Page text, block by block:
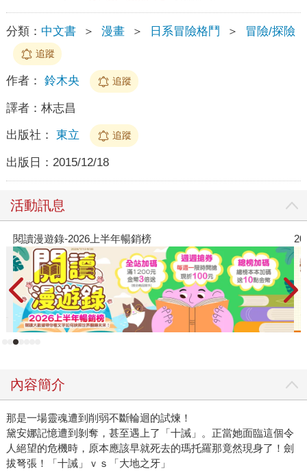
分類： 中文書 ＞ 漫畫 ＞ 日系冒險格鬥 ＞ 冒險/探險
追蹤
作者： 鈴木央 追蹤
譯者： 林志昌
出版社： 東立 追蹤
出版日： 2015/12/18
活動訊息
2026金石堂暑假漫博〈你好，我吃一點〉第二波
內容簡介
那是一場靈魂遭到削弱不斷輪迴的試煉！
黛安娜記憶遭到剝奪，甚至遇上了「十誡」。正當她面臨這個令
人絕望的危機時，原本應該早就死去的瑪托羅那竟然現身了！劍
拔弩張！「十誡」ｖｓ「大地之牙」